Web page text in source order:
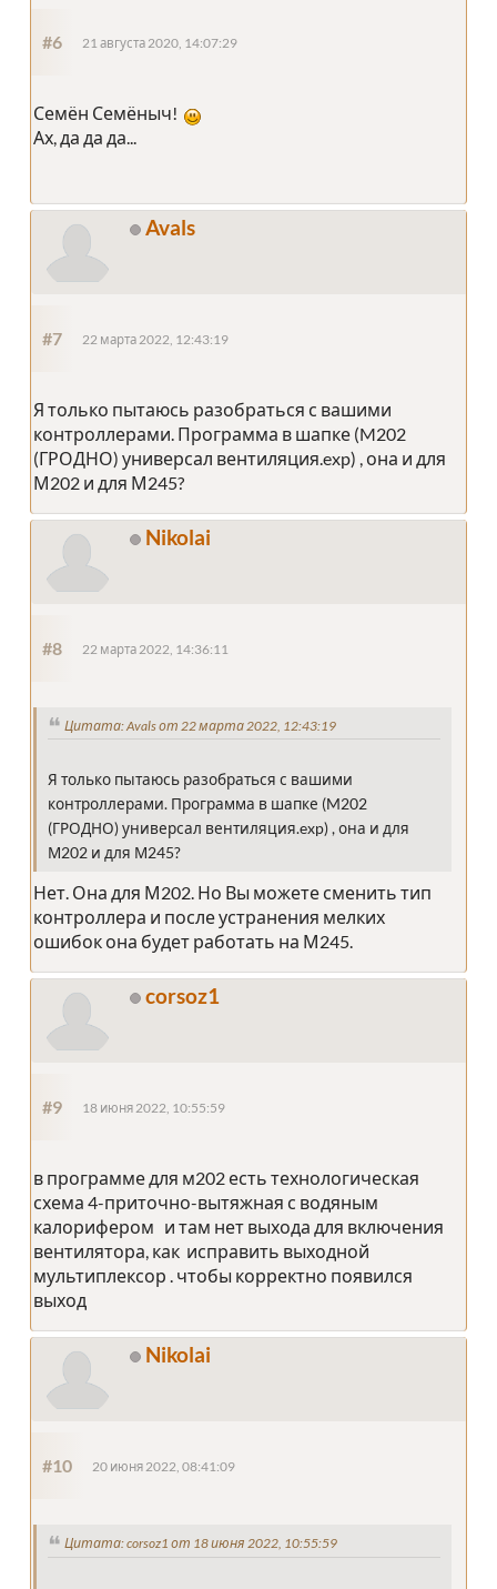
#6 21 августа 2020, 14:07:29
Семён Семёныч!
Ах, да да да...
Avals
#7 22 марта 2022, 12:43:19
Я только пытаюсь разобраться с вашими
контроллерами. Программа в шапке (M202
(ГРОДНО) универсал вентиляция.exp) , она и для
М202 и для М245?
Nikolai
#8 22 марта 2022, 14:36:11
Цитата: Avals от 22 марта 2022, 12:43:19
Я только пытаюсь разобраться с вашими
контроллерами. Программа в шапке (M202
(ГРОДНО) универсал вентиляция.exp) , она и для
М202 и для М245?
Нет. Она для М202. Но Вы можете сменить тип
контроллера и после устранения мелких
ошибок она будет работать на М245.
corsoz1
#9 18 июня 2022, 10:55:59
в программе для м202 есть технологическая
схема 4-приточно-вытяжная с водяным
калорифером и там нет выхода для включения
вентилятора, как исправить выходной
мультиплексор . чтобы корректно появился
выход
Nikolai
#10 20 июня 2022, 08:41:09
Цитата: corsoz1 от 18 июня 2022, 10:55:59